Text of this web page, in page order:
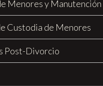
Menores y
Custodia de Menores
Post-Divorcio